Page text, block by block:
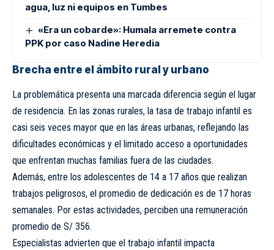
agua, luz ni equipos en Tumbes
«Era un cobarde»: Humala arremete contra
PPK por caso Nadine Heredia
Brecha entre el ámbito rural y urbano
La problemática presenta una marcada diferencia según el lugar
de residencia. En las zonas rurales, la tasa de trabajo infantil es
casi seis veces mayor que en las áreas urbanas, reflejando las
dificultades económicas y el limitado acceso a oportunidades
que enfrentan muchas familias fuera de las ciudades.
Además, entre los adolescentes de 14 a 17 años que realizan
trabajos peligrosos, el promedio de dedicación es de 17 horas
semanales. Por estas actividades, perciben una remuneración
promedio de S/ 356.
Especialistas advierten que el trabajo infantil impacta